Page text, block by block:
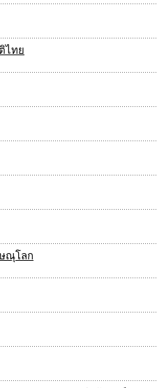
ไทย
ณุโลก